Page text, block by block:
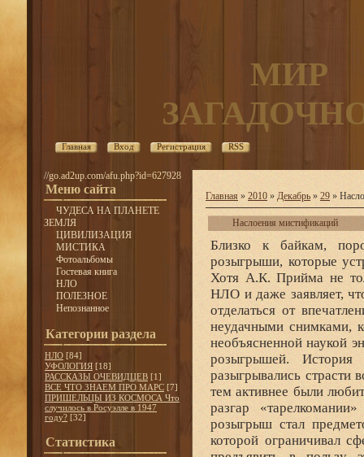
МИР
Главная Вход Регистрация RSS
//go.ad2up.com/afu.php?id=627928
Меню сайта
ЧУДЕСА НА ПЛАНЕТЕ
ЗЕМЛЯ
ЦИВИЛИЗАЦИЯ
МИСТИКА
Фотоальбомы
Гостевая книга
НЛО
ПОЛЕЗНОЕ
Непознанное
Категории раздела
НЛО [84]
УФОЛОГИЯ [18]
РАССКАЗЫ ОЧЕВИДЦЕВ [1]
ВСЕ ЧТО ЗНАЕМ ПРО МАРС [7]
ПРИШЕЛЬЦЫ ИЗ КОСМОСА Что
случилось в Росуэлле в 1947
году? [32]
Статистика
Главная » 2010 » Декабрь » 29 »
Наслоения мистификаций
Близко к байкам, порождавшим ложные сообщения о НЛО, находятся и розыгрыши, которые устраивали и продолжают устраивать люди, «потехи ради». Хотя А.К. Прийма не только отрицает возможность мистификаций в отношении НЛО и даже заявляет, что сама мысль об этом «не выдерживает критики», трудно отделаться от впечатления, что автор книги о НЛО, сопроводивший ее своими неудачными снимками, которые он выдает за бесспорные свидетельства наличия необъясненной наукой энергии, принадлежит к отчаянным шутникам и любителям розыгрышей. История последнего полувека свидетельствует: чем сильнее разыгрывались страсти вокруг НЛО во время очередного приступа тарелкомании, тем активнее были любители подшутить над ближними. Как пишет Т. Шоукросс, в разгар «тарелкомании» шутники монтировали «летающие тарелки», а один розыгрыш стал предметом дискуссий ФБР и ВВС. В отличие от байки, автор которой ограничивал сферу межпланетного контакта своей личностью и не мог предъявить в пользу этого контакта никаких зримых свидетельств, творцы розыгрышей создавали впечатление о том, что инопланетяне оставили всему человечеству осязаемые следы своего пребывания и порой предлагали миру соответствующие вещественные доказательства. Один из наиболее известных розыгрышей, в ходе которого обыгрывалась тема вторжения из космоса, был предпринят почти за девять лет до сообщения Кеннета Арнольда известным актером и режиссером Орсоном Уэллесом. Хотя впоследствии Орсон Уэллес не раз напоминал о том, что внимательный радиослушатель мог догадаться, что передается фантастическая постановка, значительная часть радиоаудитории не подозревала, что 30 октября 1938 года по радио транслировалась модернизированная версия романа Герберта Уэллса «Война миров». Постановка открывалась прологом, с которым выступил ее автор. Орсон Уэллес говорил: «Это было в конце октября. Деловая активность возрастала. Ужасы войны остались позади. Все больше народу возвращалось к труду. Развивалась торговля. В тот вечер, 30 октября, по подсчету „бюро Кросли“, 32 миллиона человек слушали радио». Пролог, с которым выступил Орсон Уэллес, был нарочито неясным, и многие слушатели не поняли, что, говоря о «прошедшей войне» и «конце октября», актер имел в виду не страх перед мировой войной, охвативший почти весь мир в сентябре 1938 года, и не конец октября 1938 года. Речь Уэллеса прервалась диктором, который говорил: «…В течение ближайших суток температура воздуха остается без изменений… Максимальная температура 66 градусов, минимальная 48 градусов (по Фаренгейту. — Прим. автора.). Мы передавали прогноз погоды на завтра, подготовленный Государственным метеорологическим бюро… Сейчас включаем студию „Отель парк плаца“, откуда будем передавать концерт оркестра под управлением Рамона Ракуэлло». Однако через несколько секунд концерт Рамона Ракуэлло был прерван. Диктор передал «экстренный бюллетень» о том, что обсерватория Mayнт Дженнингс наблюдала «несколько взрывов